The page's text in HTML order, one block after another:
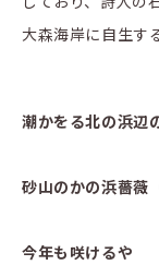
大森海岸に自生す
潮かをる北の浜辺
砂山のかの浜薔薇
今年も咲けるや